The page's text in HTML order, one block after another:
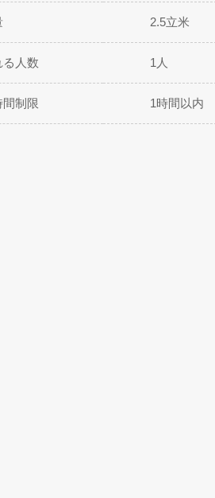
2.5立米
人数 1人
制限 1時間以内